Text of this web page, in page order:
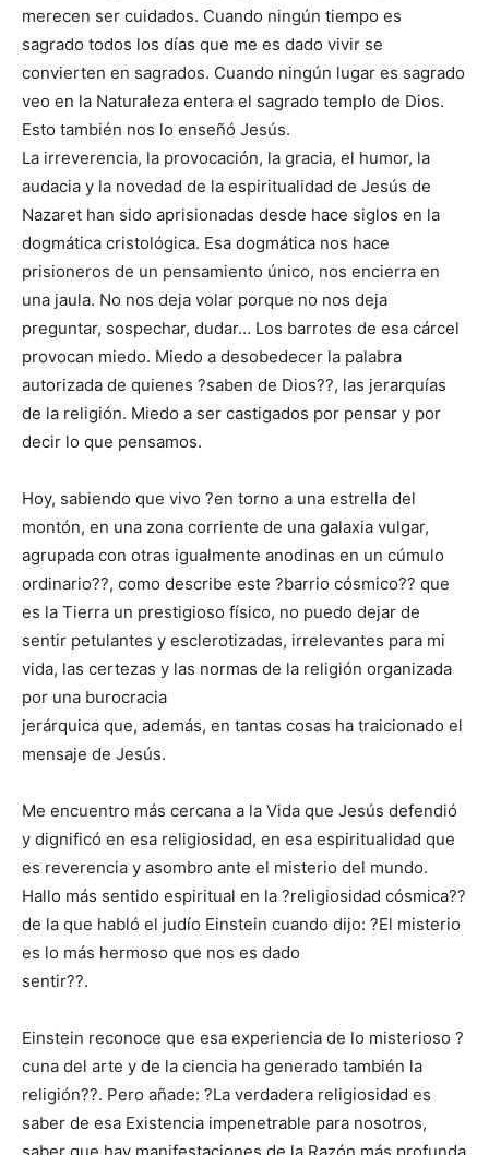
merecen ser cuidados. Cuando ningún tiempo es
sagrado todos los días que me es dado vivir se
convierten en sagrados. Cuando ningún lugar es sagrado
veo en la Naturaleza entera el sagrado templo de Dios.
Esto también nos lo enseñó Jesús.
La irreverencia, la provocación, la gracia, el humor, la
audacia y la novedad de la espiritualidad de Jesús de
Nazaret han sido aprisionadas desde hace siglos en la
dogmática cristológica. Esa dogmática nos hace
prisioneros de un pensamiento único, nos encierra en
una jaula. No nos deja volar porque no nos deja
preguntar, sospechar, dudar… Los barrotes de esa cárcel
provocan miedo. Miedo a desobedecer la palabra
autorizada de quienes ?saben de Dios??, las jerarquías
de la religión. Miedo a ser castigados por pensar y por
decir lo que pensamos.
Hoy, sabiendo que vivo ?en torno a una estrella del
montón, en una zona corriente de una galaxia vulgar,
agrupada con otras igualmente anodinas en un cúmulo
ordinario??, como describe este ?barrio cósmico?? que
es la Tierra un prestigioso físico, no puedo dejar de
sentir petulantes y esclerotizadas, irrelevantes para mi
vida, las certezas y las normas de la religión organizada
por una burocracia
jerárquica que, además, en tantas cosas ha traicionado el
mensaje de Jesús.
Me encuentro más cercana a la Vida que Jesús defendió
y dignificó en esa religiosidad, en esa espiritualidad que
es reverencia y asombro ante el misterio del mundo.
Hallo más sentido espiritual en la ?religiosidad cósmica??
de la que habló el judío Einstein cuando dijo: ?El misterio
es lo más hermoso que nos es dado
sentir??.
Einstein reconoce que esa experiencia de lo misterioso ?
cuna del arte y de la ciencia ha generado también la
religión??. Pero añade: ?La verdadera religiosidad es
saber de esa Existencia impenetrable para nosotros,